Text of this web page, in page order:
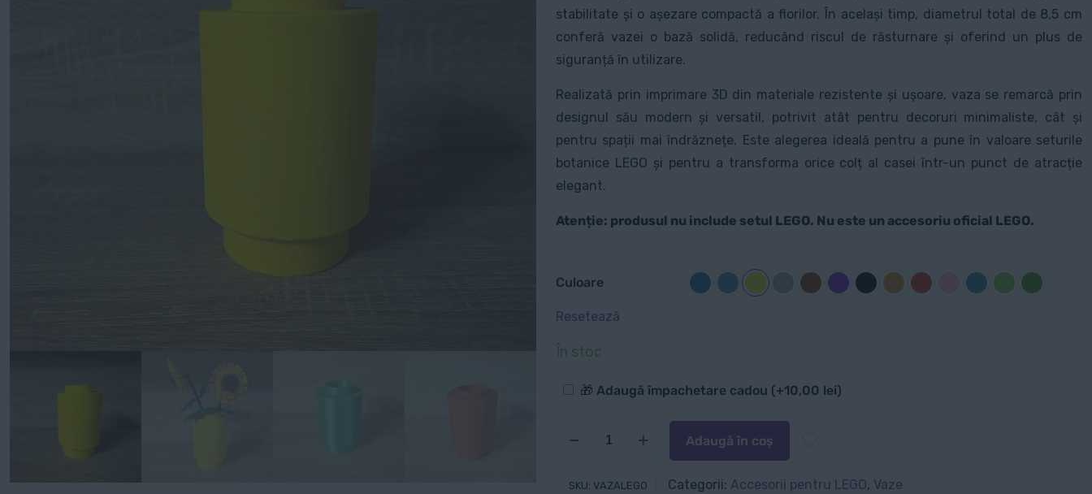
stabilitate și o așezare compactă a florilor. În același timp, diametrul total de 8,5 cm
conferă vazei o bază solidă, reducând riscul de răsturnare și oferind un plus de
siguranță în utilizare.
Realizată prin imprimare 3D din materiale rezistente și ușoare, vaza se remarcă prin
designul său modern și versatil, potrivit atât pentru decoruri minimaliste, cât și
pentru spații mai îndrăznețe. Este alegerea ideală pentru a pune în valoare seturile
botanice LEGO și pentru a transforma orice colț al casei într-un punct de atracție
elegant.
Atenție: produsul nu include setul LEGO. Nu este un accesoriu oficial LEGO.
Culoare
Resetează
În stoc
Opțiuni
🎁 Adaugă împachetare cadou (+10,00 lei)
Adaugă în coș
SKU: VAZALEGO Categorii: Accesorii pentru LEGO, Vaze